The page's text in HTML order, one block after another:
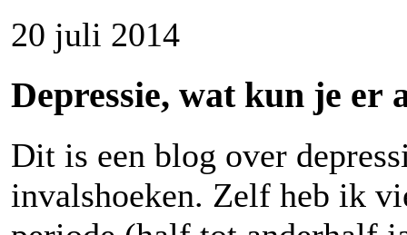
20 juli 2014
Depressie, wat kun je er
Dit is een blog over
invalshoeken. Zelf heb ik